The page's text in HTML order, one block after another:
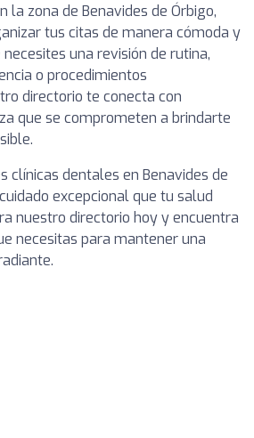
la zona de Benavides de Órbigo,
tus citas de manera cómoda y
una revisión de rutina,
o procedimientos
directorio te conecta con
que se comprometen a brindarte
clínicas dentales en Benavides de
excepcional que tu salud
nuestro directorio hoy y encuentra
necesitas para mantener una